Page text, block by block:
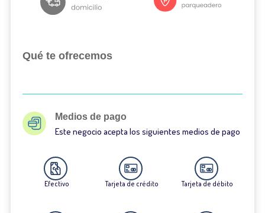
Qué te ofrecemos
Medios de pago
Este negocio acepta los siguientes medios de pago
Efectivo Tarjeta de crédito Tarjeta de débito